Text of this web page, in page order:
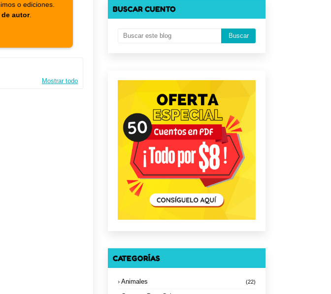
o ediciones.
autor.
Mostrar todo
BUSCAR CUENTO
CATEGORÍAS
Animales (22)